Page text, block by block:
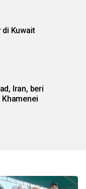
Kuwait
Iran, beri